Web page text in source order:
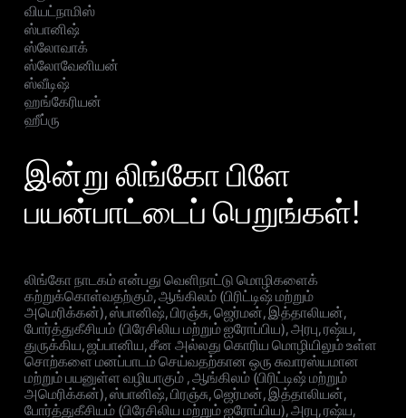
வியட்நாமிஸ்
ஸ்பானிஷ்
ஸ்லோவாக்
ஸ்லோவேனியன்
ஸ்வீடிஷ்
ஹங்கேரியன்
ஹீப்ரு
இன்று லிங்கோ பிளே
பயன்பாட்டைப் பெறுங்கள்!
லிங்கோ நாடகம் என்பது வெளிநாட்டு மொழிகளைக்
கற்றுக்கொள்வதற்கும், ஆங்கிலம் (பிரிட்டிஷ் மற்றும்
அமெரிக்கன்), ஸ்பானிஷ், பிரஞ்சு, ஜெர்மன், இத்தாலியன்,
போர்த்துகீசியம் (பிரேசிலிய மற்றும் ஐரோப்பிய), அரபு, ரஷ்ய,
துருக்கிய, ஜப்பானிய, சீன அல்லது கொரிய மொழியிலும் உள்ள
சொற்களை மனப்பாடம் செய்வதற்கான ஒரு சுவாரஸ்யமான
மற்றும் பயனுள்ள வழியாகும் , ஆங்கிலம் (பிரிட்டிஷ் மற்றும்
அமெரிக்கன்), ஸ்பானிஷ், பிரஞ்சு, ஜெர்மன், இத்தாலியன்,
போர்த்துகீசியம் (பிரேசிலிய மற்றும் ஐரோப்பிய), அரபு, ரஷ்ய,